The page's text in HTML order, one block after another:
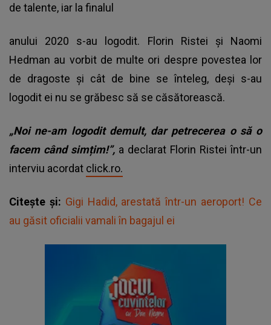
de talente, iar la finalul
anului 2020 s-au logodit. Florin Ristei și Naomi
Hedman au vorbit de multe ori despre povestea lor
de dragoste și cât de bine se înteleg, deși s-au
logodit ei nu se grăbesc să se căsătorească.
„Noi ne-am logodit demult, dar petrecerea o să o
facem când simțim!”, a declarat Florin Ristei într-un
interviu acordat click.ro.
Citește și: Gigi Hadid, arestată într-un aeroport! Ce
au găsit oficialii vamali în bagajul ei